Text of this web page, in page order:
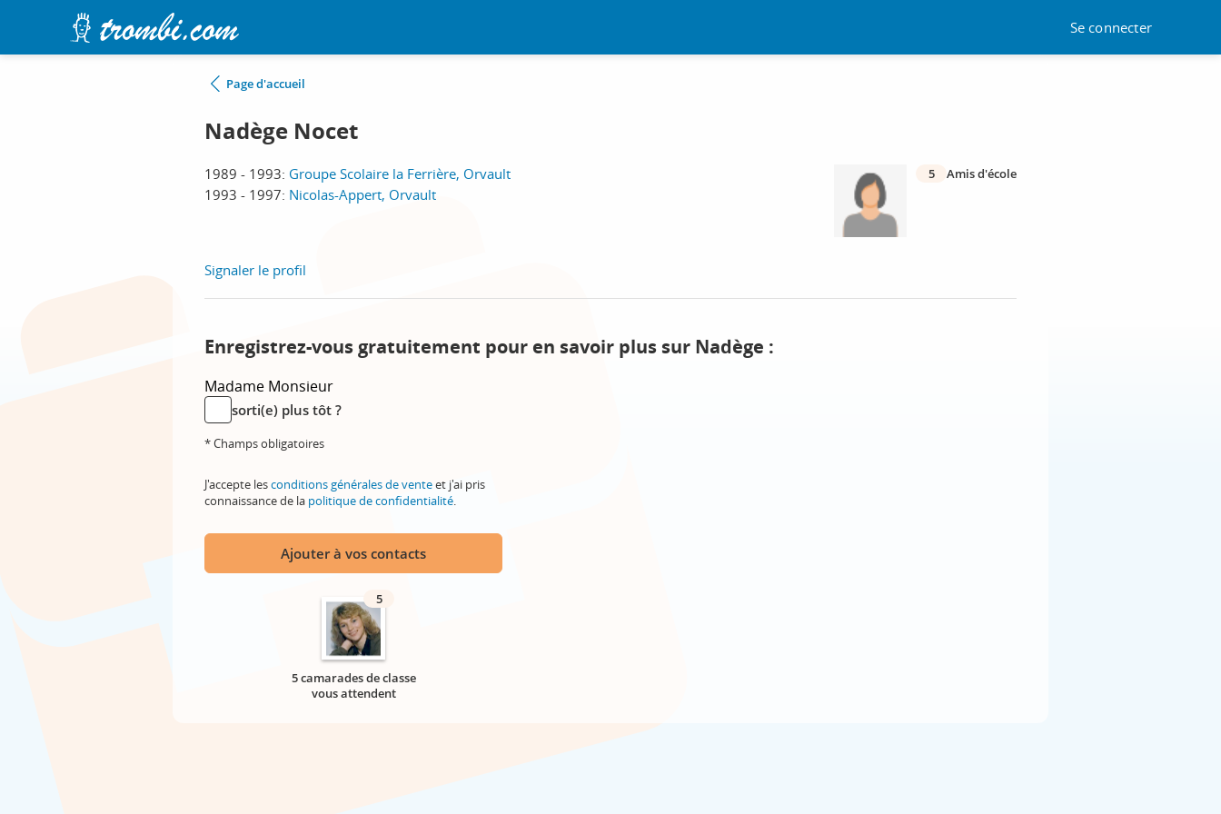
Se connecter
Page d'accueil
Nadège Nocet
1989 - 1993: Groupe Scolaire la Ferrière, Orvault
1993 - 1997: Nicolas-Appert, Orvault
5 Amis d'école
Signaler le profil
Enregistrez-vous gratuitement pour en savoir plus sur Nadège :
Madame Monsieur
sorti(e) plus tôt ?
* Champs obligatoires
J'accepte lesconditions générales de venteet j'ai pris
connaissance de la politique de confidentialité.
Ajouter à vos contacts
5
5 camarades de classe
vous attendent